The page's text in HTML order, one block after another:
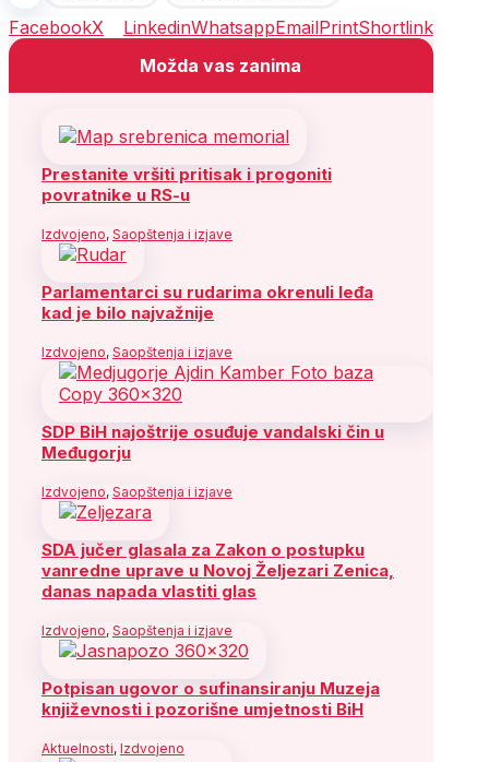
FacebookX LinkedinWhatsappEmailPrintShortlink
Možda vas zanima
Prestanite vršiti pritisak i progoniti
povratnike u RS-u
Izdvojeno, Saopštenja i izjave
Parlamentarci su rudarima okrenuli leđa
kad je bilo najvažnije
Izdvojeno, Saopštenja i izjave
SDP BiH najoštrije osuđuje vandalski čin u
Međugorju
Izdvojeno, Saopštenja i izjave
SDA jučer glasala za Zakon o postupku
vanredne uprave u Novoj Željezari Zenica,
danas napada vlastiti glas
Izdvojeno, Saopštenja i izjave
Potpisan ugovor o sufinansiranju Muzeja
književnosti i pozorišne umjetnosti BiH
Aktuelnosti, Izdvojeno